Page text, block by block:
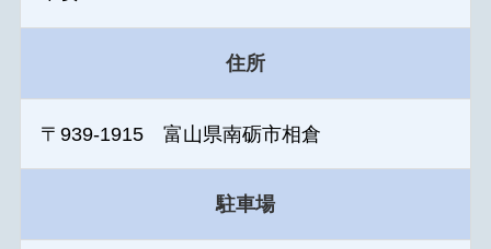
住所
〒939-1915 富山県南砺市相倉
駐車場